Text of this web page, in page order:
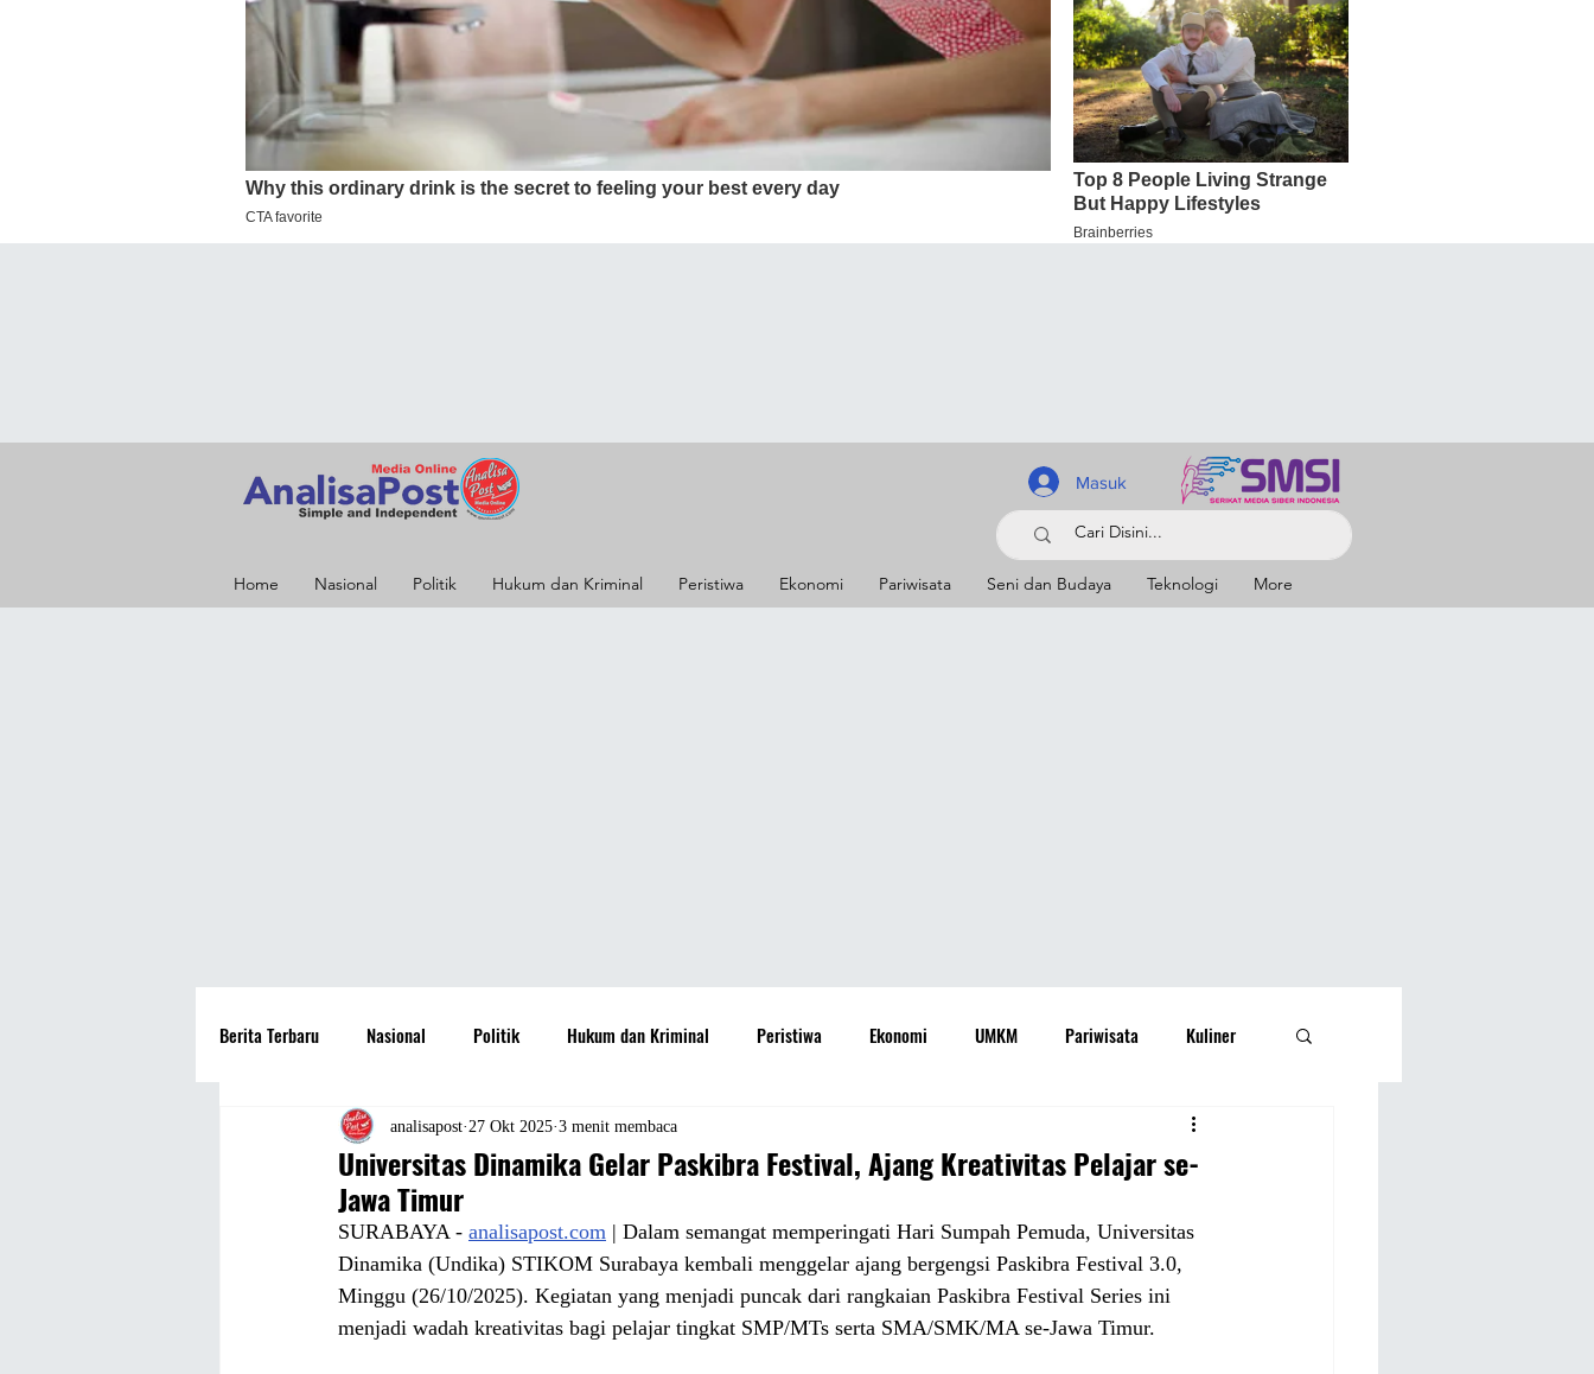
Masuk
Home Nasional Politik Hukum dan Kriminal Peristiwa Ekonomi Pariwisata Seni dan Budaya Teknologi More
Berita Terbaru Nasional Politik Hukum dan Kriminal Peristiwa Ekonomi UMKM Pariwisata Kuliner
Travel Seni dan Budaya Sastra Lifestyle
Film Hiburan Properti Informasi Ramalan Bintang Opini Aspirasi Rakyat Olahraga
Pendidikan Perguruan Tinggi Sejarah Pemerintah
Universitas Dinamika Gelar Paskibra Festival, Ajang Kreativitas Pelajar se-
Jawa Timur
analisapost 27 Okt 2025 3 menit membaca
SURABAYA - analisapost.com | Dalam semangat memperingati Hari Sumpah Pemuda, Universitas
Dinamika (Undika) STIKOM Surabaya kembali menggelar ajang bergengsi Paskibra Festival 3.0,
Minggu (26/10/2025). Kegiatan yang menjadi puncak dari rangkaian Paskibra Festival Series ini
menjadi wadah kreativitas bagi pelajar tingkat SMP/MTs serta SMA/SMK/MA se-Jawa Timur.